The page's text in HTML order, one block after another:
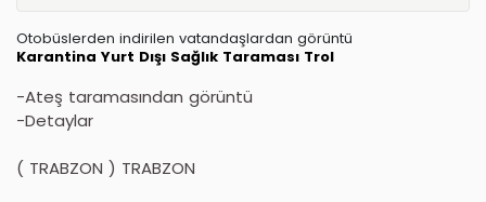
Otobüslerden indirilen vatandaşlardan görüntü
Karantina Yurt Dışı Sağlık Taraması Trol
-Ateş taramasından görüntü
-Detaylar
( TRABZON ) TRABZON